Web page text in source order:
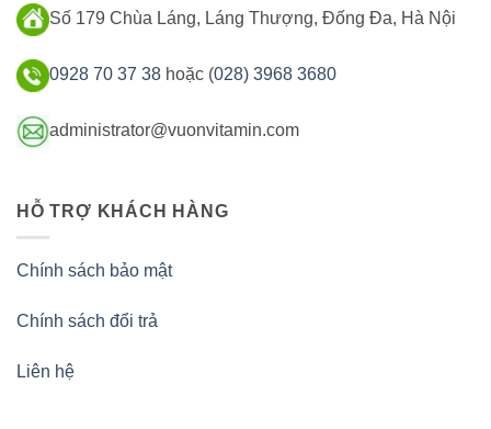
Số 179 Chùa Láng, Láng Thượng, Đống Đa, Hà Nội
0928 70 37 38 hoặc (028) 3968 3680
administrator@vuonvitamin.com
HỖ TRỢ KHÁCH HÀNG
Chính sách bảo mật
Chính sách đổi trả
Liên hệ